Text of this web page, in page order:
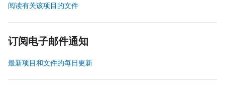
阅读有关该项目的文件
订阅电子邮件通知
最新项目和文件的每日更新